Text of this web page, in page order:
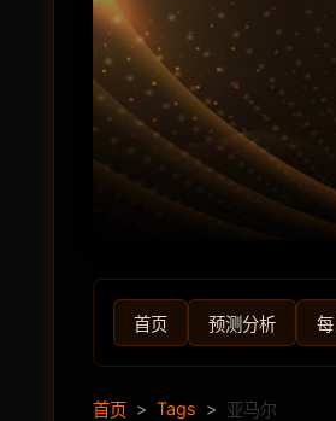
首页 预测分析
首页 > Tags > 亚马尔